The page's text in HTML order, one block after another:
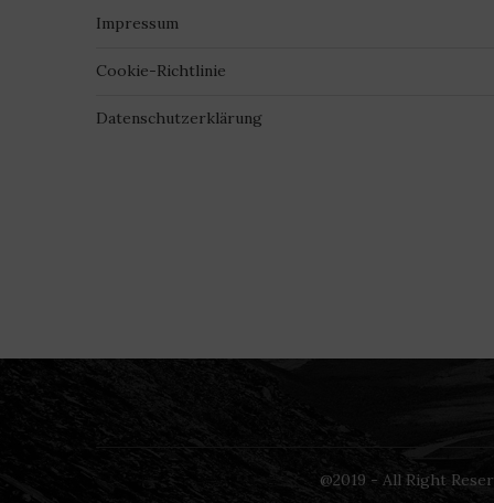
Impressum
Cookie-Richtlinie
Datenschutzerklärung
@2019 - All Right